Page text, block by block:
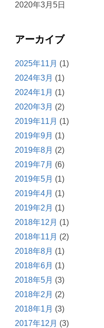
2020年3月5日
アーカイブ
2025年11月 (1)
2024年3月 (1)
2024年1月 (1)
2020年3月 (2)
2019年11月 (1)
2019年9月 (1)
2019年8月 (2)
2019年7月 (6)
2019年5月 (1)
2019年4月 (1)
2019年2月 (1)
2018年12月 (1)
2018年11月 (2)
2018年8月 (1)
2018年6月 (1)
2018年5月 (3)
2018年2月 (2)
2018年1月 (3)
2017年12月 (3)